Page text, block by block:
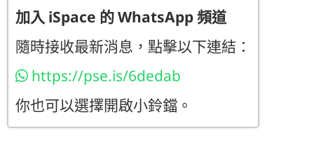
加入 iSpace 的 WhatsApp 頻道
隨時接收最新消息，點擊以下連結：
https://pse.is/6dedab
你也可以選擇開啟小鈴鐺。